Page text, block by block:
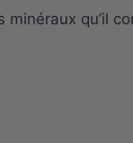
qu’il